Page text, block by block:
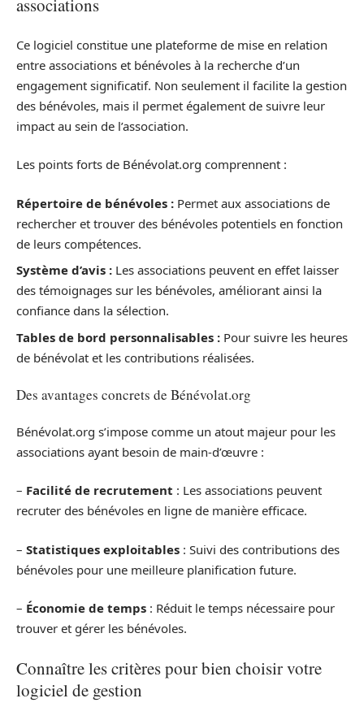
associations
Ce logiciel constitue une plateforme de mise en relation
entre associations et bénévoles à la recherche d’un
engagement significatif. Non seulement il facilite la gestion
des bénévoles, mais il permet également de suivre leur
impact au sein de l’association.
Les points forts de Bénévolat.org comprennent :
Répertoire de bénévoles : Permet aux associations de
rechercher et trouver des bénévoles potentiels en fonction
de leurs compétences.
Système d’avis : Les associations peuvent en effet laisser
des témoignages sur les bénévoles, améliorant ainsi la
confiance dans la sélection.
Tables de bord personnalisables : Pour suivre les heures
de bénévolat et les contributions réalisées.
Des avantages concrets de Bénévolat.org
Bénévolat.org s’impose comme un atout majeur pour les
associations ayant besoin de main-d’œuvre :
– Facilité de recrutement : Les associations peuvent
recruter des bénévoles en ligne de manière efficace.
– Statistiques exploitables : Suivi des contributions des
bénévoles pour une meilleure planification future.
– Économie de temps : Réduit le temps nécessaire pour
trouver et gérer les bénévoles.
Connaître les critères pour bien choisir votre
logiciel de gestion